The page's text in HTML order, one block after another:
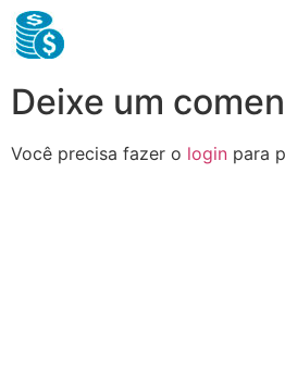
Deixe um
Você precisa fazer o login para